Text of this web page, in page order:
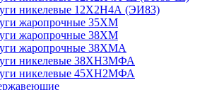
никелевые 12Х2Н4А (ЭИ83)
жаропрочные 35ХМ
жаропрочные 38ХМ
жаропрочные 38ХМА
никелевые 38XH3MФА
никелевые 45ХН2МФА